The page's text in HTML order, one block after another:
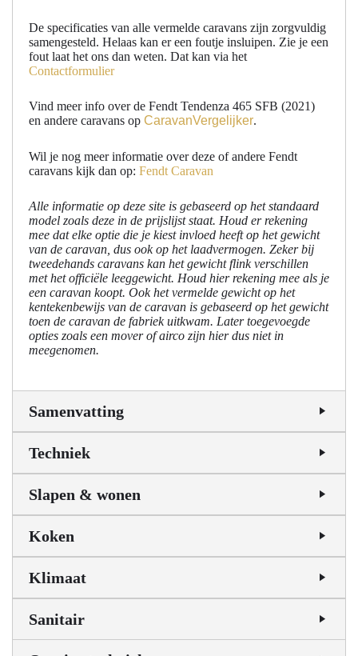
De specificaties van alle vermelde caravans zijn zorgvuldig
samengesteld. Helaas kan er een foutje insluipen. Zie je een
fout laat het ons dan weten. Dat kan via het
Contactformulier
Vind meer info over de Fendt Tendenza 465 SFB (2021)
en andere caravans op CaravanVergelijker.
Wil je nog meer informatie over deze of andere Fendt
caravans kijk dan op: Fendt Caravan
Alle informatie op deze site is gebaseerd op het standaard
model zoals deze in de prijslijst staat. Houd er rekening
mee dat elke optie die je kiest invloed heeft op het gewicht
van de caravan, dus ook op het laadvermogen. Zeker bij
tweedehands caravans kan het gewicht flink verschillen
met het officiële leeggewicht. Houd hier rekening mee als je
een caravan koopt. Ook het vermelde gewicht op het
kentekenbewijs van de caravan is gebaseerd op het gewicht
toen de caravan de fabriek uitkwam. Later toegevoegde
opties zoals een mover of airco zijn hier dus niet in
meegenomen.
Samenvatting
Techniek
Slapen & wonen
Koken
Klimaat
Sanitair